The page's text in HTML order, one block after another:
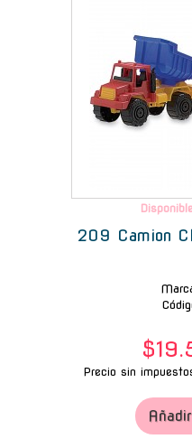
209 Camion
Precio sin